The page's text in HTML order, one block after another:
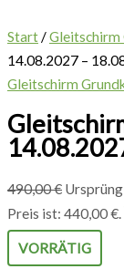
Start/Gleitschirm
14.08.2027 –
Gleitschirm
490,00€
Preis ist: 440,00 €.
VORRÄTIG